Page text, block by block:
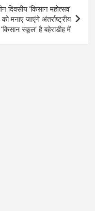
‘किसान महोत्सव’
मनाए जाएंगे अंतर्राष्ट्रीय
स्कूल’ है बहेराडीह में